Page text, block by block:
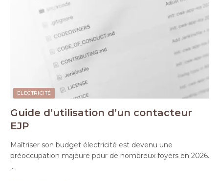
ELECTRICITÉ
Guide d’utilisation d’un contacteur
EJP
Maîtriser son budget électricité est devenu une
préoccupation majeure pour de nombreux foyers en 2026.
…